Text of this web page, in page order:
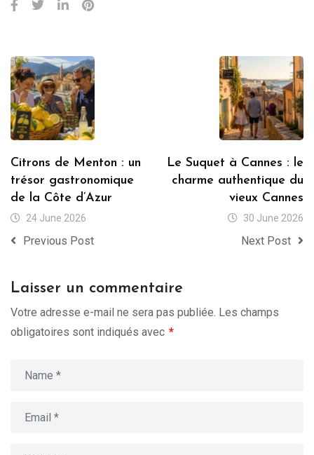
Citrons de Menton : un
trésor gastronomique
de la Côte d’Azur
24 June 2026
Previous Post
Le Suquet à Cannes : le
charme authentique du
vieux Cannes
30 June 2026
Next Post
Laisser un commentaire
Votre adresse e-mail ne sera pas publiée. Les champs
obligatoires sont indiqués avec *